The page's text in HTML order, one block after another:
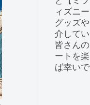
ィズニ
グッズ
介して
皆さん
ートを
ば幸いで